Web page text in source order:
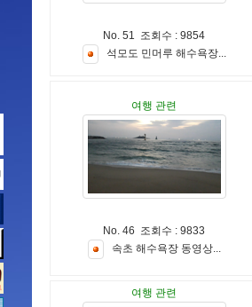
No. 51 조회수 : 9854
석 모도 민머 루 해 수욕장...
여행 관련
No. 46 조회수 : 9833
속초 해 수욕장 동영상...
여행 관련